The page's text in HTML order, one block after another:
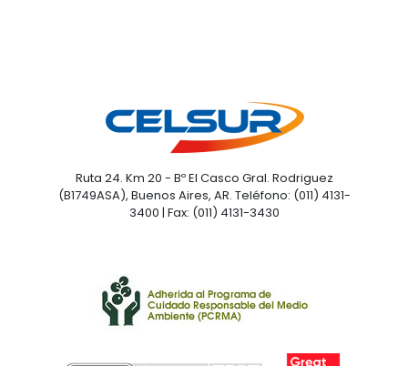
Ruta 24. Km 20 - Bº El Casco Gral. Rodriguez
(B1749ASA), Buenos Aires, AR. Teléfono: (011) 4131-
3400 | Fax: (011) 4131-3430